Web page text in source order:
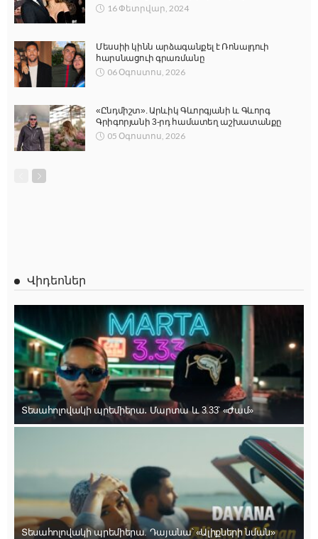
16 Փետրվար, 2024
Մեսսիի կինն արձագանքել է Ռոնալդուի
հարսնացուի գրառմանը
06 Օգոստոս, 2026
«Ընդմիշտ». Արևիկ Գևորգյանի և Գևորգ
Գրիգորյանի 3-րդ համատեղ աշխատանքը
05 Օգոստոս, 2026
Վիդեոներ
Տեսահոլովակի պրեմիերա․ Մարտա և 3.33՝ «Ժամ»
Տեսահոլովակի պրեմիերա. Դայանա՝ «Ալիքների նման»